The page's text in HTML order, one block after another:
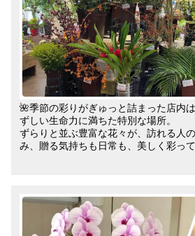
🌺季節の彩りがぎゅっと詰まった店内
ずしい生命力に満ちた特別な場所。
ずらりと並ぶ豊富な花々が、訪れる人
み、贈る気持ちも日常も、美しく彩って